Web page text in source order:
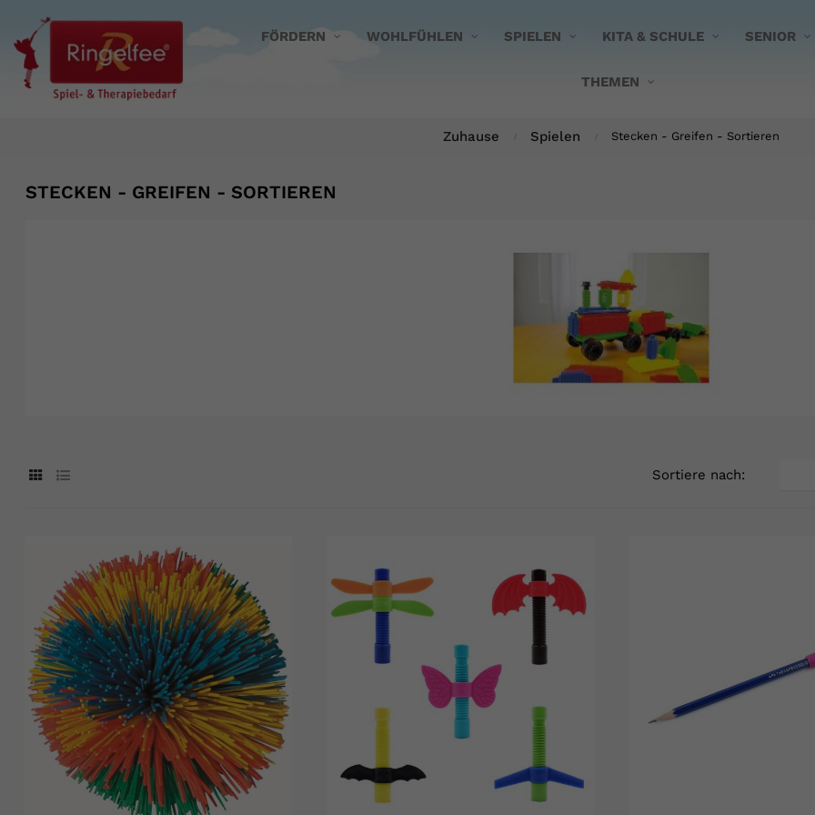
FÖRDERN WOHLFÜHLEN SPIELEN KITA & SCHULE SENIOR
THEMEN
Zuhause Spielen Stecken - Greifen - Sortieren
STECKEN - GREIFEN - SORTIEREN
Sortiere nach: